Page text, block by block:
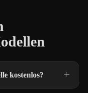
kostenlos?